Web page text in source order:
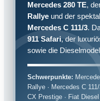
Mercedes 280 TE,
Rallye und der
Mercedes C 111/3.
911 Safari, der
sowie die
Schwerpunkte:
Rallye · Mercedes C
CX Prestige · Fiat Diesel